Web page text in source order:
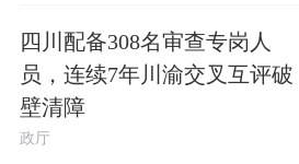
四川配备308名审查专岗人
员，连续7年川渝交叉互评破
壁清障
政厅